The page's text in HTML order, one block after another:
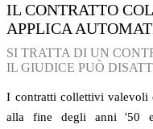
IL CONTRATTO
APPLICA
SI TRATTA DI UN
IL GIUDICE PUÒ
I contratti collettivi valevoli
alla fine degli anni '50